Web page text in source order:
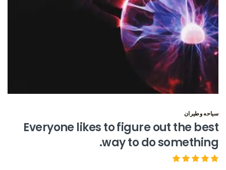
سياحه وطيران
Everyone likes to figure out the best
way to do something.